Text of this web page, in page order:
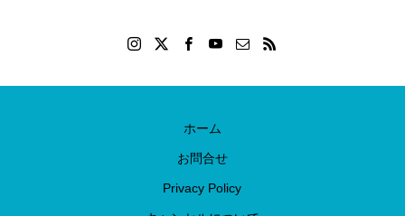
ホーム
お問合せ
Privacy Policy